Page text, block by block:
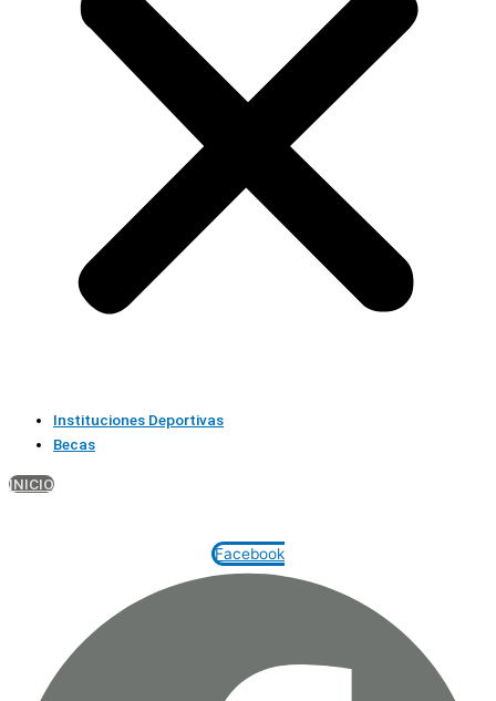
Instituciones Deportivas
Becas
INICIO
Facebook